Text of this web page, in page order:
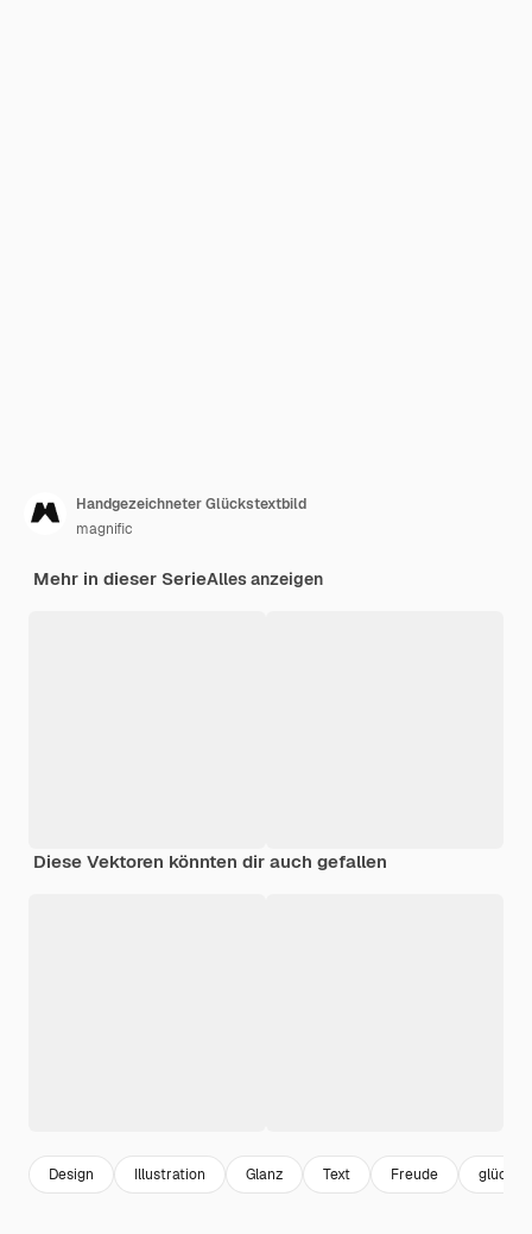
Handgezeichneter Glückstextbild
magnific
Mehr in dieser SerieAlles anzeigen
Diese Vektoren könnten dir auch gefallen
Design Illustration Glanz Text Freude